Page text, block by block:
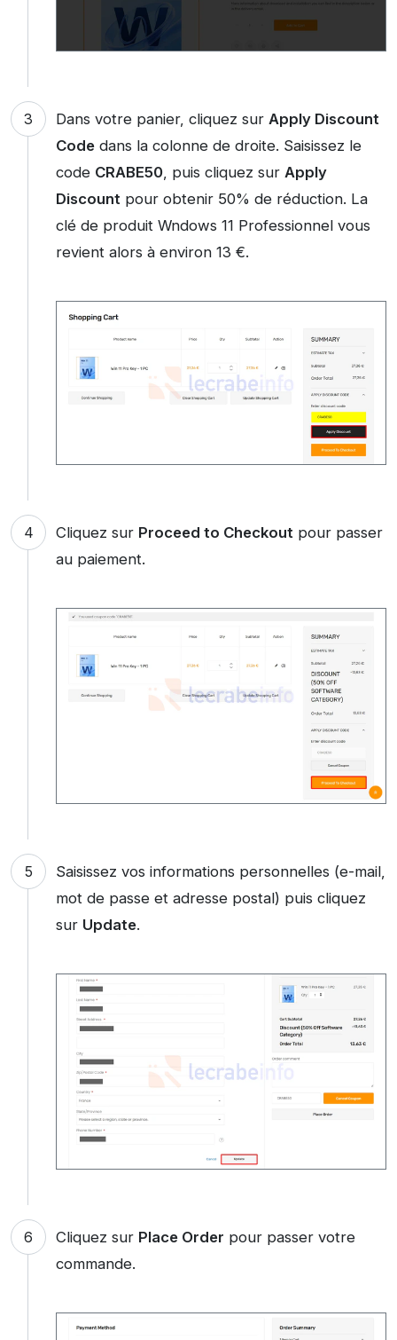
Dans votre panier, cliquez sur Apply Discount
Codedans la colonne de droite. Saisissez le
code CRABE50, puis cliquez sur Apply
Discount pour obtenir 50% de réduction. La
clé de produit Wndows 11 Professionnel vous
revient alors à environ 13 €.
Cliquez sur Proceed to Checkout pour passer
au paiement.
Saisissez vos informations personnelles (e-mail,
mot de passe et adresse postal) puis cliquez
sur Update.
Cliquez sur Place Order pour passer votre
commande.